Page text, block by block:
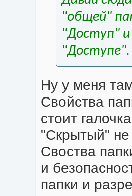
"общей"
"Доступ" и
"Доступе".
Ну у меня
Свойства
стоит
"Скрытый" не
Своства
и
папки и